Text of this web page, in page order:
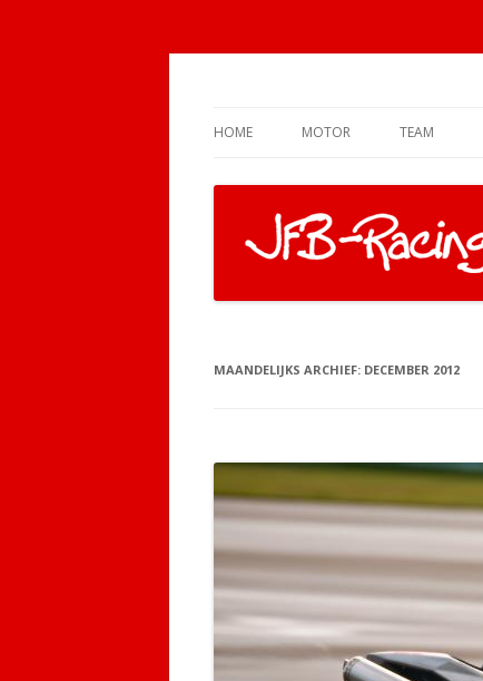
HOME MOTOR TEAM
MAANDELIJKS ARCHIEF: DECEMBER 2012